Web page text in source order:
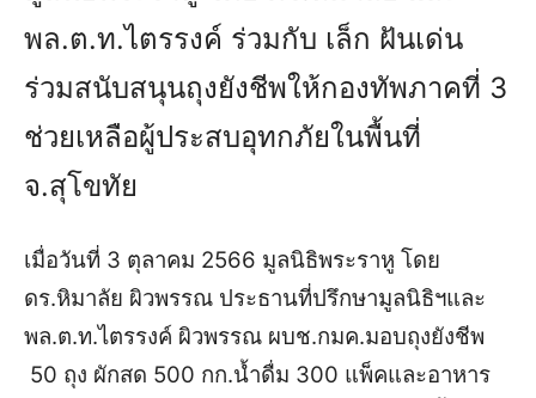
พล.ต.ท.ไตรรงค์ ร่วมกับ เล็ก ฝันเด่น
ร่วมสนับสนุนถุงยังชีพให้กองทัพภาคที่ 3
ช่วยเหลือผู้ประสบอุทกภัยในพื้นที่
จ.สุโขทัย
เมื่อวันที่ 3 ตุลาคม 2566 มูลนิธิพระราหู โดย
ดร.หิมาลัย ผิวพรรณ ประธานที่ปรึกษามูลนิธิฯและ
พล.ต.ท.ไตรรงค์ ผิวพรรณ ผบช.กมค.มอบถุงยังชีพ
50 ถุง ผักสด 500 กก.น้ำดื่ม 300 แพ็คและอาหาร